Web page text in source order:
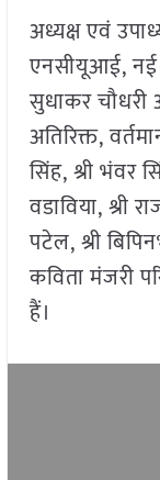
अध्यक्ष एवं
एनसीयूआई, नई
सुधाकर चौधरी
अतिरिक्त,
सिंह, श्री भंवर
वडाविया, श्री
पटेल, श्री
कविता मंजरी
हैं।